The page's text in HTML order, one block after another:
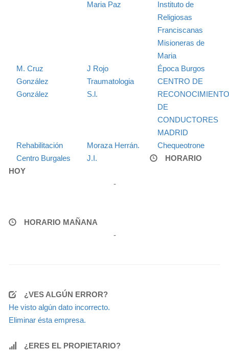
Maria Paz
Instituto de
Religiosas
Franciscanas
Misioneras de
Maria
M. Cruz
González
González
J Rojo
Traumatologia
S.l.
Época Burgos
CENTRO DE
DE
CONDUCTORES
MADRID
Rehabilitación
Centro Burgales
Moraza Herrán.
J.I.
Chequeotrone
HORARIO
HOY
-
HORARIO MAÑANA
-
¿VES ALGÚN ERROR?
He visto algún dato incorrecto.
Eliminar ésta empresa.
¿ERES EL PROPIETARIO?